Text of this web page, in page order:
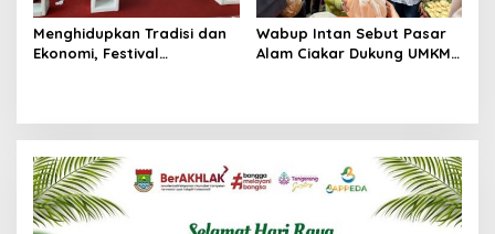
Menghidupkan Tradisi dan
Ekonomi, Festival
Wabup Intan Sebut Pasar
Alam Ciakar Dukung UMKM